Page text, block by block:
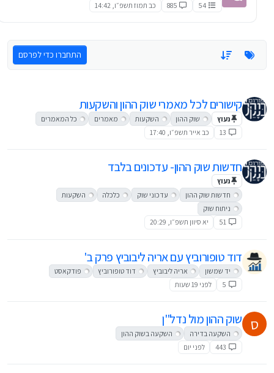
54
885 כב תמוז תשפ״ו, 14:42
התחברו כדי לפרסם
קישורים לכל מאמרי שוק ההון והשקעות
נעוץ שוק ההון השקעות מאמרים
כל המאמרים
13
כב אייר תשפ״ו, 17:40
חדשות שוק ההון- עדכונים בלבד
נעוץ
חדשות שוק ההון
עדכוני שוק כלכלה
השקעות
ניתוח שוק
51
יא סיוון תשפ״ו, 20:29
דוד טופורוביץ עם אריה ליבוביץ פרק ב'
יד שמשון אריה ליבוביץ דוד טופורוביץ
פודקאסט
5
לפני 19 שעות
ס שוק ההון מול נדל"ן
השקעה בדירה
השקעה בשוק ההון
443
לפני יום